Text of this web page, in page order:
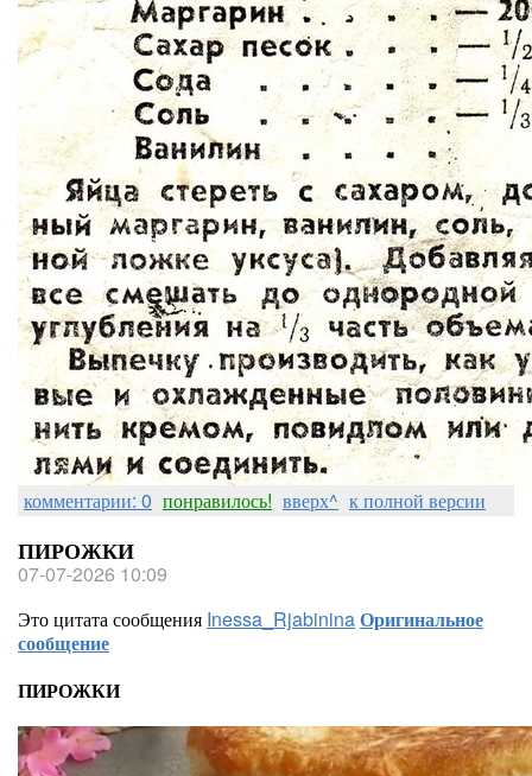
комментарии: 0 понравилось! вверх^ к полной версии
ПИРОЖКИ
07-07-2026 10:09
Это цитата сообщения Inessa_RjabininaОригинальное
сообщение
ПИРОЖКИ